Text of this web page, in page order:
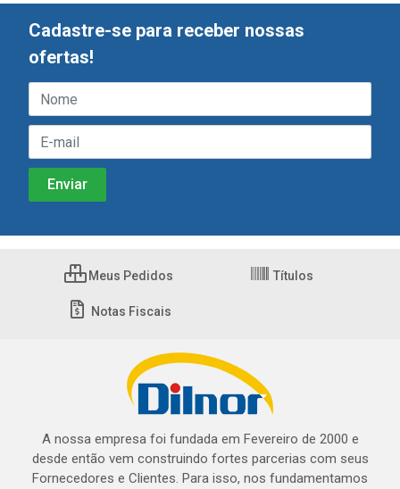
Cadastre-se para receber nossas
ofertas!
Meus Pedidos Títulos
Notas Fiscais
A nossa empresa foi fundada em Fevereiro de 2000 e
desde então vem construindo fortes parcerias com seus
Fornecedores e Clientes. Para isso, nos fundamentamos